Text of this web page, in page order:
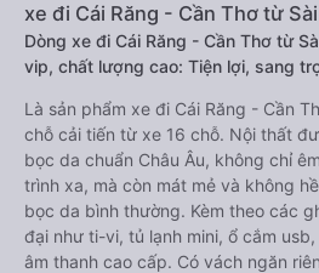
xe đi Cái Răng - Cần Thơ từ
Dòng xe đi Cái Răng - Cần Thơ từ
vip, chất lượng cao: Tiện lợi, sang
Là sản phẩm xe đi Cái Răng - Cần
chỗ cải tiến từ xe 16 chỗ. Nội thất
bọc da chuẩn Châu Âu, không chỉ
trình xa, mà còn mát mẻ và không
bọc da bình thường. Kèm theo các
đại như ti-vi, tủ lạnh mini, ổ cắm
âm thanh cao cấp. Có vách ngăn